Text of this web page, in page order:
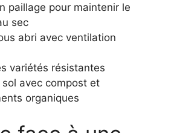
paillage pour maintenir le
sec
abri avec ventilation
variétés résistantes
sol avec compost et
organiques